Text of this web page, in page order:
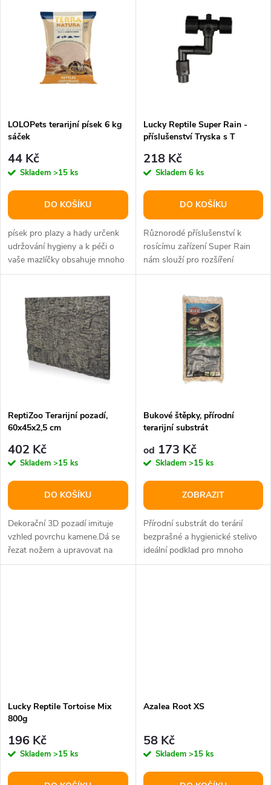
p
r
o
d
u
Abecedně
s
p
r
o
d
u
LOLOPets terarijní písek 6 kg
sáček
44 Kč
Skladem >15 ks
DO KOŠÍKU
písek pro plazy a hady určenk
udržování hygieny a k péči o
vaše mazlíčky obsahuje mnoho
ušlechtilých minerálů díky...
Lucky Reptile Super Rain -
příslušenství Tryska s T
218 Kč
Skladem 6 ks
DO KOŠÍKU
Různorodé příslušenství k
rosícímu zařízení Super Rain
nám slouží pro rozšíření
systému a pro výměnu
ReptiZoo Terarijní pozadí,
60x45x2,5 cm
402 Kč
Skladem >15 ks
DO KOŠÍKU
Dekorační 3D pozadí imituje
vzhled povrchu kamene.Dá se
řezat nožem a upravovat na
potřebný rozměr.
Bukové štěpky, přírodní
terarijní substrát
od 173 Kč
Skladem >15 ks
ZOBRAZIT
Přírodní substrát do terárií
bezprašné a hygienické stelivo
ideální podklad pro mnoho
druhůplazů minimální
Lucky Reptile Tortoise Mix
800g
196 Kč
Skladem >15 ks
Azalea Root XS
58 Kč
Skladem >15 ks